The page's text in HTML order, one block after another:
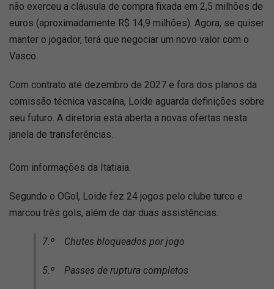
não exerceu a cláusula de compra fixada em 2,5 milhões de
euros (aproximadamente R$ 14,9 milhões). Agora, se quiser
manter o jogador, terá que negociar um novo valor com o
Vasco.
Com contrato até dezembro de 2027 e fora dos planos da
comissão técnica vascaína, Loide aguarda definições sobre
seu futuro. A diretoria está aberta a novas ofertas nesta
janela de transferências.
Com informações da Itatiaia.
Segundo o OGol, Loide fez 24 jogos pelo clube turco e
marcou três gols, além de dar duas assistências.
7.º Chutes bloqueados por jogo
5.º Passes de ruptura completos